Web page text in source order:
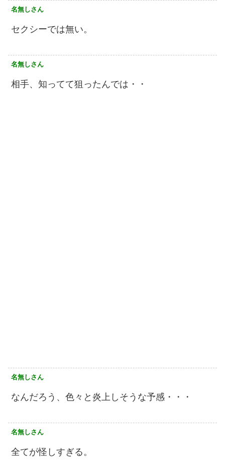
名無しさん
セクシーでは無い。
名無しさん
相手、知ってて狙ったんでは・・
名無しさん
なんだろう、色々と炎上しそうな予感・・・
名無しさん
全てが怪しすぎる。